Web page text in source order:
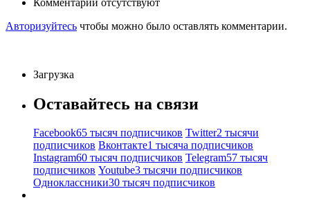
Авторизуйтесь чтобы можно было оставлять комментарии.
Загрузка
Оставайтесь на связи
Facebook65 тысяч подписчиков Twitter2 тысячи
подписчиков Вконтакте1 тысяча подписчиков
Instagram60 тысяч подписчиков Telegram57 тысяч
подписчиков Youtube3 тысячи подписчиков
Одноклассники30 тысяч подписчиков